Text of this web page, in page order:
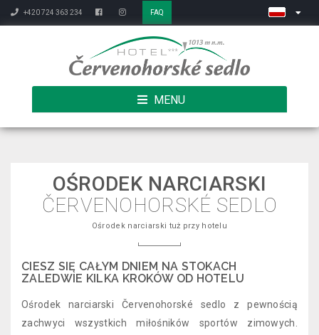
+420 724 363 234 FAQ
MENU
OŚRODEK NARCIARSKI
ČERVENOHORSKÉ SEDLO
Ośrodek narciarski tuż przy hotelu
CIESZ SIĘ CAŁYM DNIEM NA STOKACH
ZALEDWIE KILKA KROKÓW OD HOTELU
Ośrodek narciarski Červenohorské sedlo z pewnością
zachwyci wszystkich miłośników sportów zimowych.